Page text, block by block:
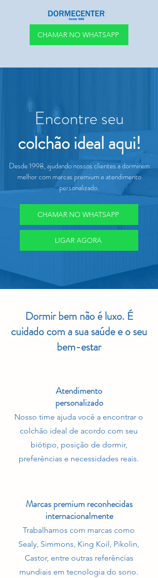
CHAMAR NO WHATSAPP
Encontre seu
colchão ideal aqui!
Desde 1998, ajudando nossos clientes a dormirem
melhor com marcas premium e atendimento
personalizado.
CHAMAR NO WHATSAPP
LIGAR AGORA
Dormir bem não é luxo. É
cuidado com a sua saúde e o seu
bem-estar
Atendimento
personalizado
Nosso time ajuda você a encontrar o
colchão ideal de acordo com seu
biótipo, posição de dormir,
preferências e necessidades reais.
​Marcas premium reconhecidas
internacionalmente
Trabalhamos com marcas como
Sealy, Simmons, King Koil, Pikolin,
Castor, entre outras referências
mundiais em tecnologia do sono.